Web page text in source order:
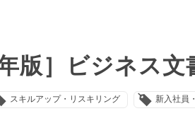
ーション
年版］ビジネス
スキルアップ・リスキリング 新入社員